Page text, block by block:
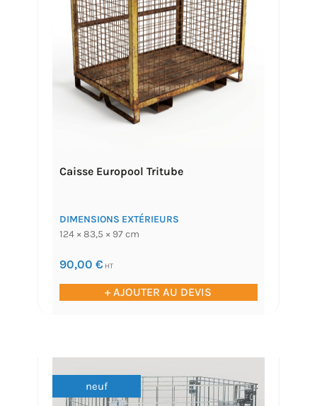
Caisse Europool Tritube
DIMENSIONS EXTÉRIEURS
124 × 83,5 × 97 cm
90,00 € HT
+ AJOUTER AU DEVIS
neuf